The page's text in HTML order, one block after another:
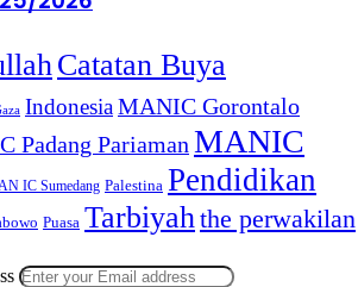
Catatan Buya
IndonesiaMANIC Gorontalo
Padang Pariaman MANIC
IC Sumedang Palestina Pendidikan
Puasa Tarbiyahthe perwakilan